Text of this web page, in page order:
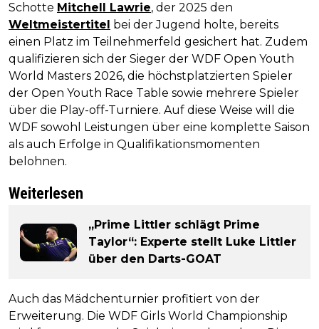
Schotte Mitchell Lawrie, der 2025 den
Weltmeistertitel bei der Jugend holte, bereits
einen Platz im Teilnehmerfeld gesichert hat. Zudem
qualifizieren sich der Sieger der WDF Open Youth
World Masters 2026, die höchstplatzierten Spieler
der Open Youth Race Table sowie mehrere Spieler
über die Play-off-Turniere. Auf diese Weise will die
WDF sowohl Leistungen über eine komplette Saison
als auch Erfolge in Qualifikationsmomenten
belohnen.
Weiterlesen
„Prime Littler schlägt Prime
Taylor“: Experte stellt Luke Littler
über den Darts-GOAT
Auch das Mädchenturnier profitiert von der
Erweiterung. Die WDF Girls World Championship